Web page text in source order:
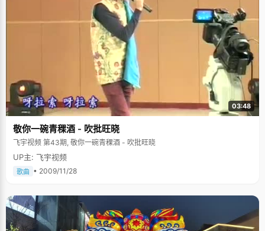
03:48
敬你一碗青稞酒 - 吹批旺晓
飞宇视频 第43期, 敬你一碗青稞酒 - 吹批旺晓
UP主: 飞宇视频
歌曲 • 2009/11/28